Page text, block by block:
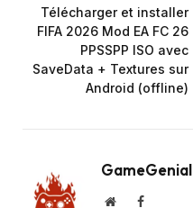
Télécharger et installer
FIFA 2026 Mod EA FC 26
PPSSPP ISO avec
SaveData + Textures sur
Android (offline)
GameGenial
WebsiteFacebook